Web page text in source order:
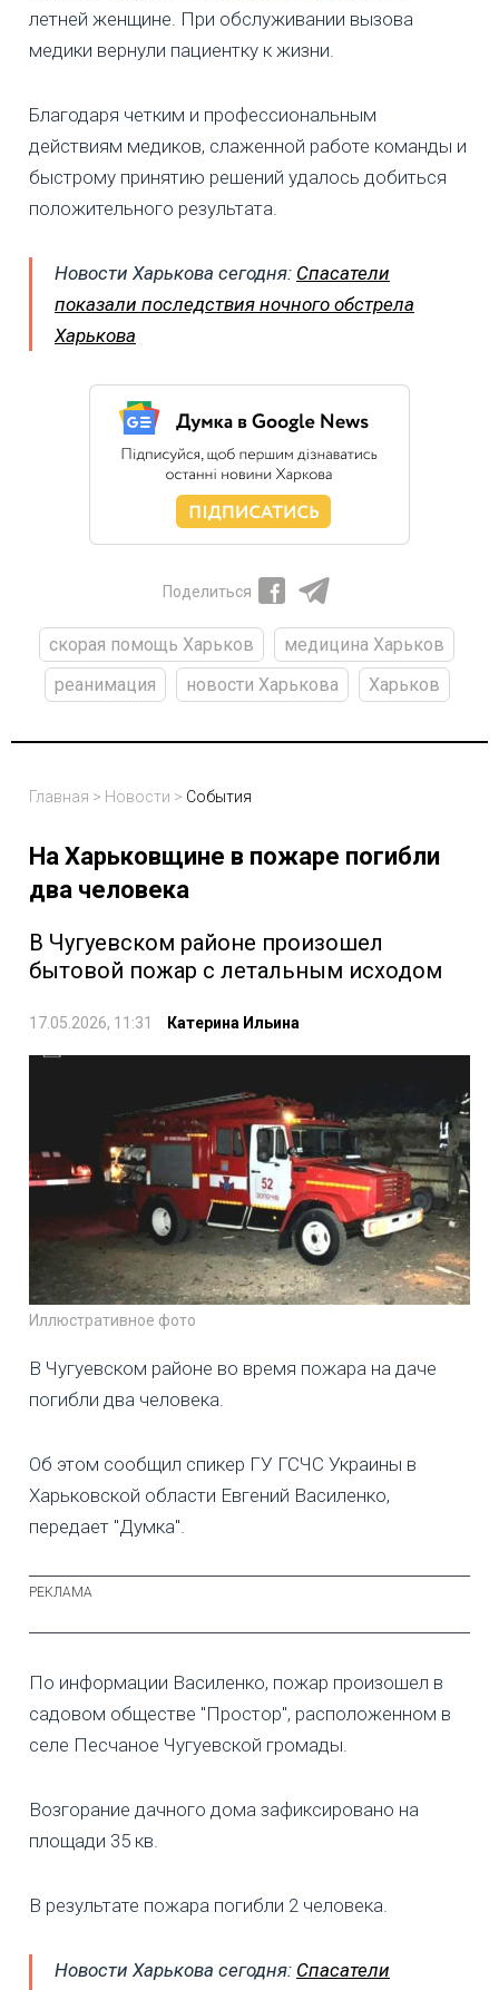
летней женщине. При обслуживании вызова
медики вернули пациентку к жизни.
Благодаря четким и профессиональным
действиям медиков, слаженной работе команды и
быстрому принятию решений удалось добиться
положительного результата.
Новости Харькова сегодня: Спасатели
показали последствия ночного обстрела
Харькова
Поделиться
скорая помощь Харьков
медицина Харьков
реанимация
новости Харькова Харьков
Главная > Новости > События
На Харьковщине в пожаре погибли
два человека
В Чугуевском районе произошел
бытовой пожар с летальным исходом
17.05.2026, 11:31 Катерина Ильина
Иллюстративное фото
В Чугуевском районе во время пожара на даче
погибли два человека.
Об этом сообщил спикер ГУ ГСЧС Украины в
Харьковской области Евгений Василенко,
передает "Думка".
По информации Василенко, пожар произошел в
садовом обществе "Простор", расположенном в
селе Песчаное Чугуевской громады.
Возгорание дачного дома зафиксировано на
площади 35 кв.
В результате пожара погибли 2 человека.
Новости Харькова сегодня: Спасатели